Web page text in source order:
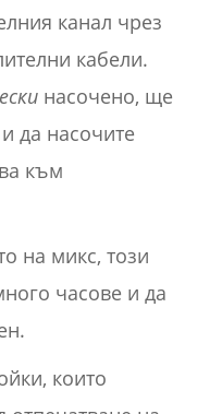
канал чрез
кабели.
насочено, ще
да насочите
към
на микс, този
часове и да
които